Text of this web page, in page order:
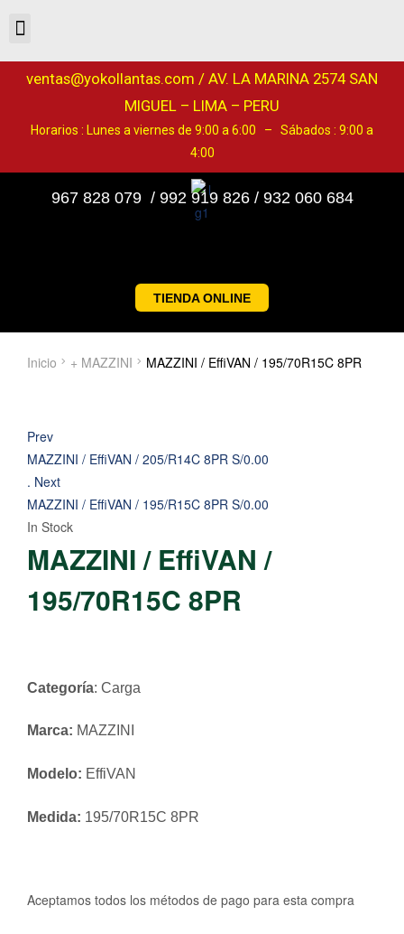
ventas@yokollantas.com / AV. LA MARINA 2574 SAN
MIGUEL – LIMA – PERU
Horarios : Lunes a viernes de 9:00 a 6:00 – Sábados : 9:00 a
4:00
967 828 079 / 992 919 826 / 932 060 684
TIENDA ONLINE
Inicio + MAZZINI MAZZINI / EffiVAN / 195/70R15C 8PR
Prev
MAZZINI / EffiVAN / 205/R14C 8PR S/0.00
. Next
MAZZINI / EffiVAN / 195/R15C 8PR S/0.00
In Stock
MAZZINI / EffiVAN /
195/70R15C 8PR
Categoría: Carga
Marca: MAZZINI
Modelo: EffiVAN
Medida: 195/70R15C 8PR
Aceptamos todos los métodos de pago para esta compra